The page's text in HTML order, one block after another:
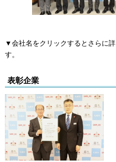
▼会社名をクリックするとさらに
す。
表彰企業